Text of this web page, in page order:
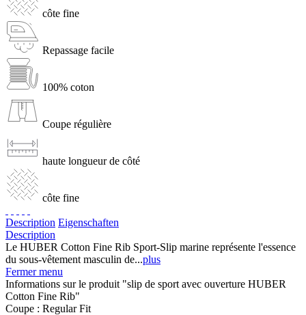
côte fine
Repassage facile
100% coton
Coupe régulière
haute longueur de côté
côte fine
Description Eigenschaften
Description
Le HUBER Cotton Fine Rib Sport-Slip marine représente l'essence
du sous-vêtement masculin de...plus
Fermer menu
Informations sur le produit "slip de sport avec ouverture HUBER
Cotton Fine Rib"
Coupe : Regular Fit